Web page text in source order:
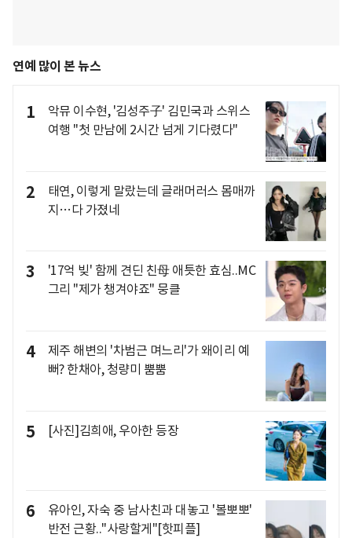
연예 많이 본 뉴스
1
악뮤 이수현, '김성주子' 김민국과 스위스
여행 "첫 만남에 2시간 넘게 기다렸다"
2
태연, 이렇게 말랐는데 글래머러스 몸매까
지…다 가졌네
3
'17억 빚' 함께 견딘 친母 애틋한 효심..MC
그리 "제가 챙겨야죠" 뭉클
4
제주 해변의 '차범근 며느리'가 왜이리 예
뻐? 한채아, 청량미 뿜뿜
5 [사진]김희애, 우아한 등장
6
유아인, 자숙 중 남사친과 대놓고 '볼뽀뽀'
반전 근황.."사랑할게"[핫피플]